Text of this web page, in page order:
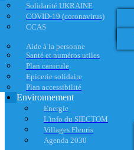
Solidarité UKRAINE
COVID-19 (coronavirus)
CCAS
Aide à la personne
Santé et numéros utiles
Plan canicule
Epicerie solidaire
Plan accessibilité
Environnement
Energie
L'info du SIECTOM
Villages Fleuris
Agenda 2030